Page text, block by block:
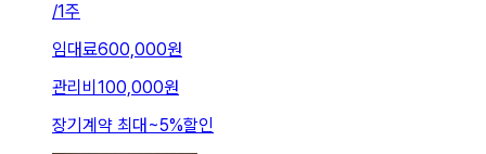
/1주
임대료600,000원
관리비 100,000원
장기계약 최대 ~5%할인